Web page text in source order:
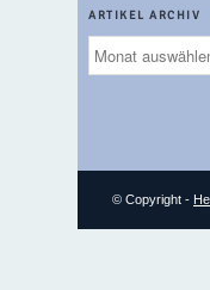
ARTIKEL ARCHIV
Artikel
Archiv
© Copyright -